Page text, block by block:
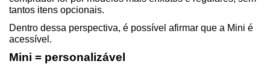
tantos itens opcionais.
Dentro dessa perspectiva, é possível afirmar que a Mini é
acessível.
Mini = personalizável